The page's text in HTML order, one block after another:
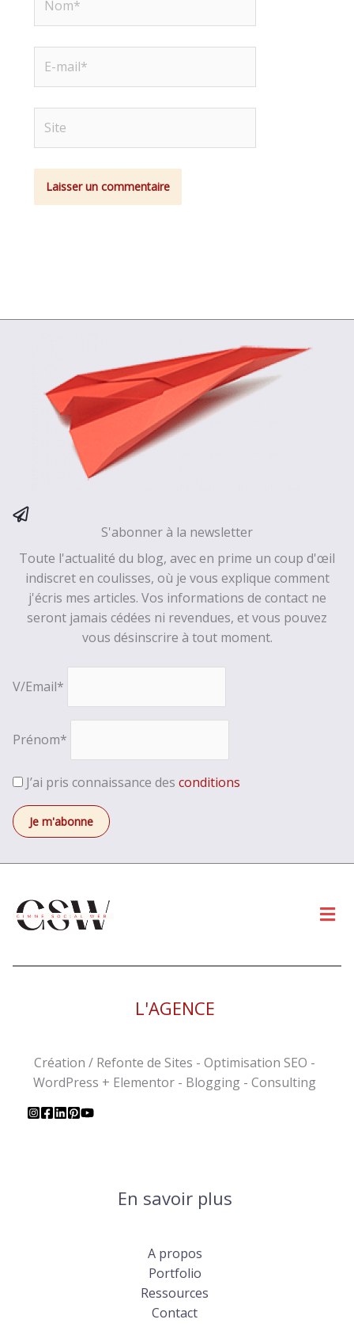
mail*
S'abonner à la newsletter
Toute l'actualité du blog, avec en prime un coup d'œil
indiscret en coulisses, où je vous explique comment
j'écris mes articles. Vos informations de contact ne
seront jamais cédées ni revendues, et vous pouvez
vous désinscrire à tout moment.
V/Email*
Prénom*
J’ai pris connaissance des conditions
L'AGENCE
Création / Refonte de Sites - Optimisation SEO -
WordPress + Elementor - Blogging - Consulting
En savoir plus
A propos
Portfolio
Ressources
Contact